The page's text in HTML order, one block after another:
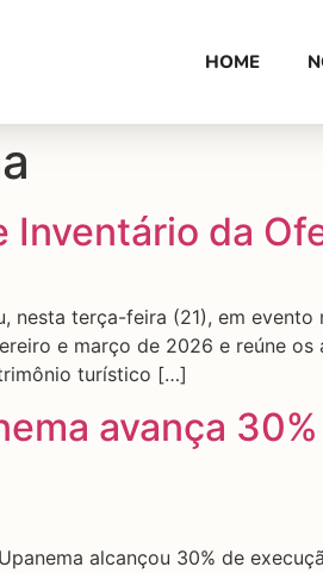
HOME
Inventário da
nesta terça-feira (21), em
e março de 2026 e reúne
turístico […]
avança
alcançou 30% de